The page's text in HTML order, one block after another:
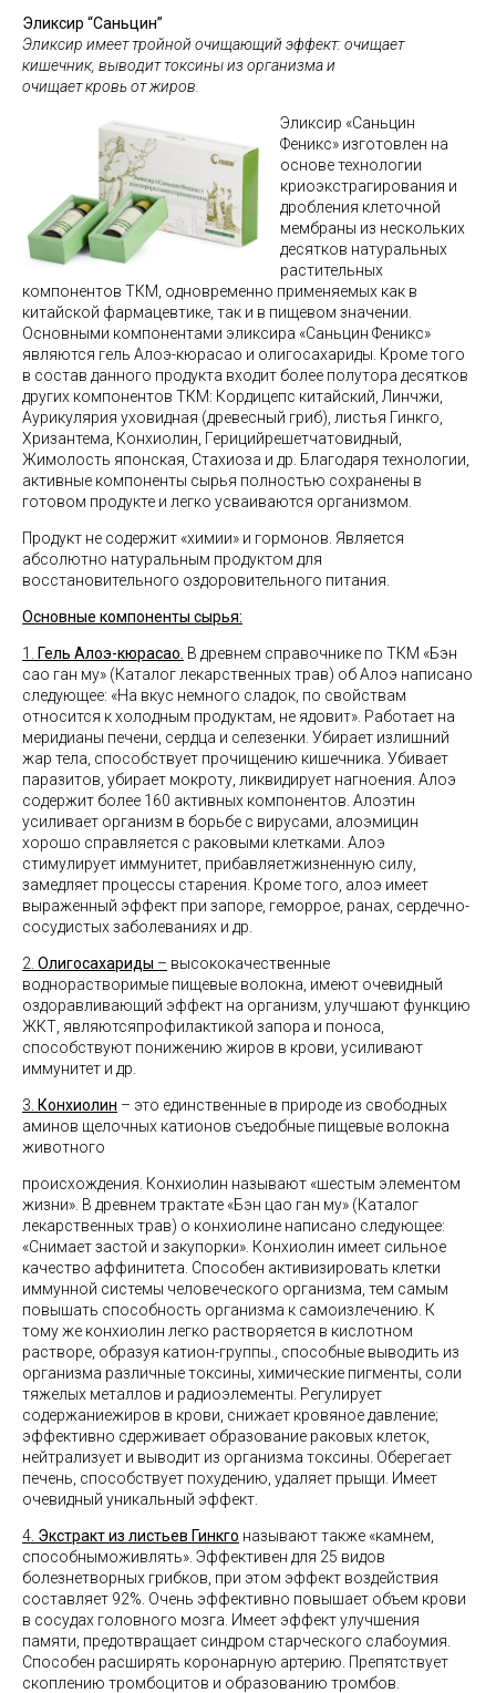
Эликсир “Саньцин”
Эликсир имеет тройной очищающий эффект: очищает
кишечник, выводит токсины из организма и
очищает кровь от жиров.
Эликсир «Саньцин
Феникс» изготовлен на
основе технологии
криоэкстрагирования и
дробления клеточной
мембраны из нескольких
десятков натуральных
растительных
компонентов ТКМ, одновременно применяемых как в
китайской фармацевтике, так и в пищевом значении.
Основными компонентами эликсира «Саньцин Феникс»
являются гель Алоэ-кюрасао и олигосахариды. Кроме того
в состав данного продукта входит более полутора десятков
других компонентов ТКМ: Кордицепс китайский, Линчжи,
Аурикулярия уховидная (древесный гриб), листья Гинкго,
Хризантема, Конхиолин, Герицийрешетчатовидный,
Жимолость японская, Стахиоза и др. Благодаря технологии,
активные компоненты сырья полностью сохранены в
готовом продукте и легко усваиваются организмом.
Продукт не содержит «химии» и гормонов. Является
абсолютно натуральным продуктом для
восстановительного оздоровительного питания.
Основные компоненты сырья:
1. Гель Алоэ-кюрасао. В древнем справочнике по ТКМ «Бэн
сао ган му» (Каталог лекарственных трав) об Алоэ написано
следующее: «На вкус немного сладок, по свойствам
относится к холодным продуктам, не ядовит». Работает на
меридианы печени, сердца и селезенки. Убирает излишний
жар тела, способствует прочищению кишечника. Убивает
паразитов, убирает мокроту, ликвидирует нагноения. Алоэ
содержит более 160 активных компонентов. Алоэтин
усиливает организм в борьбе с вирусами, алоэмицин
хорошо справляется с раковыми клетками. Алоэ
стимулирует иммунитет, прибавляетжизненную силу,
замедляет процессы старения. Кроме того, алоэ имеет
выраженный эффект при запоре, геморрое, ранах, сердечно-
сосудистых заболеваниях и др.
2. Олигосахариды – высококачественные
воднорастворимые пищевые волокна, имеют очевидный
оздоравливающий эффект на организм, улучшают функцию
ЖКТ, являютсяпрофилактикой запора и поноса,
способствуют понижению жиров в крови, усиливают
иммунитет и др.
3. Конхиолин – это единственные в природе из свободных
аминов щелочных катионов съедобные пищевые волокна
животного
происхождения. Конхиолин называют «шестым элементом
жизни». В древнем трактате «Бэн цао ган му» (Каталог
лекарственных трав) о конхиолине написано следующее:
«Снимает застой и закупорки». Конхиолин имеет сильное
качество аффинитета. Способен активизировать клетки
иммунной системы человеческого организма, тем самым
повышать способность организма к самоизлечению. К
тому же конхиолин легко растворяется в кислотном
растворе, образуя катион-группы., способные выводить из
организма различные токсины, химические пигменты, соли
тяжелых металлов и радиоэлементы. Регулирует
содержаниежиров в крови, снижает кровяное давление;
эффективно сдерживает образование раковых клеток,
нейтрализует и выводит из организма токсины. Оберегает
печень, способствует похудению, удаляет прыщи. Имеет
очевидный уникальный эффект.
4. Экстракт из листьев Гинкго называют также «камнем,
способныможивлять». Эффективен для 25 видов
болезнетворных грибков, при этом эффект воздействия
составляет 92%. Очень эффективно повышает объем крови
в сосудах головного мозга. Имеет эффект улучшения
памяти, предотвращает синдром старческого слабоумия.
Способен расширять коронарную артерию. Препятствует
скоплению тромбоцитов и образованию тромбов.